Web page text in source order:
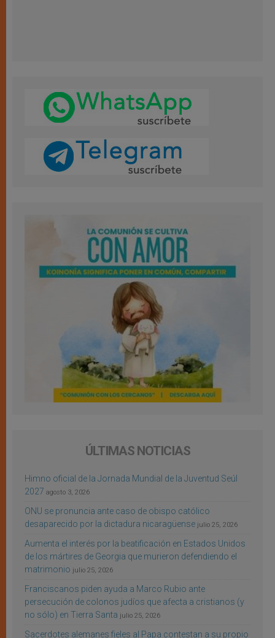
ÚLTIMAS NOTICIAS
Himno oficial de la Jornada Mundial de la Juventud Seúl
2027 agosto 3, 2026
ONU se pronuncia ante caso de obispo católico
desaparecido por la dictadura nicaragüense julio 25, 2026
Aumenta el interés por la beatificación en Estados Unidos
de los mártires de Georgia que murieron defendiendo el
matrimonio julio 25, 2026
Franciscanos piden ayuda a Marco Rubio ante
persecución de colonos judíos que afecta a cristianos (y
no sólo) en Tierra Santa julio 25, 2026
Sacerdotes alemanes fieles al Papa contestan a su propio